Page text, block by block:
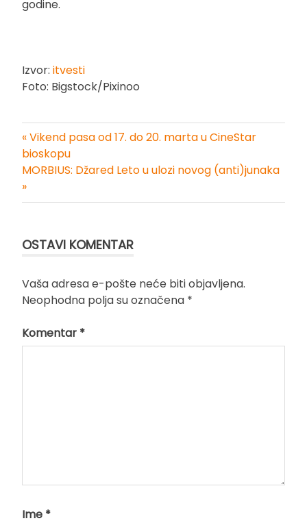
godine.
Izvor: itvesti
Foto: Bigstock/Pixinoo
Kretanje
članka
« Vikend pasa od 17. do 20. marta u CineStar
bioskopu
MORBIUS: Džared Leto u ulozi novog (anti)junaka
»
OSTAVI KOMENTAR
Vaša adresa e-pošte neće biti objavljena.
Neophodna polja su označena *
Komentar *
Ime *